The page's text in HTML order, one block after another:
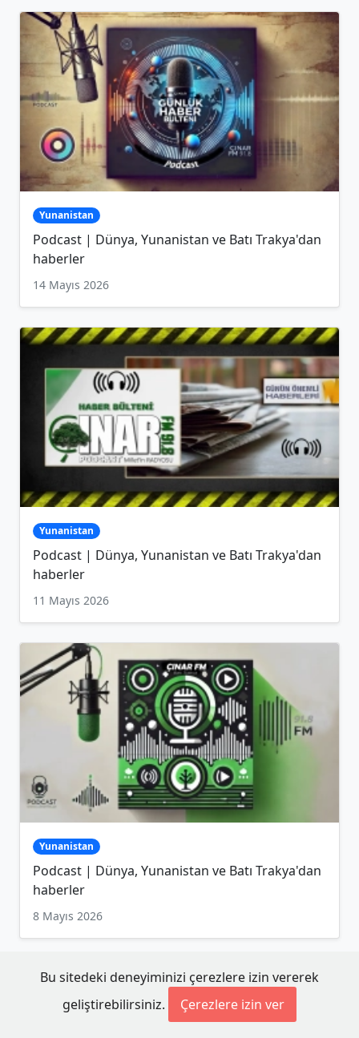
Yunanistan
Podcast | Dünya, Yunanistan ve Batı Trakya'dan
haberler
14 Mayıs 2026
Yunanistan
Podcast | Dünya, Yunanistan ve Batı Trakya'dan
haberler
11 Mayıs 2026
Yunanistan
Podcast | Dünya, Yunanistan ve Batı Trakya'dan
haberler
8 Mayıs 2026
Bu sitedeki deneyiminizi çerezlere izin vererek
geliştirebilirsiniz.
Çerezlere izin ver